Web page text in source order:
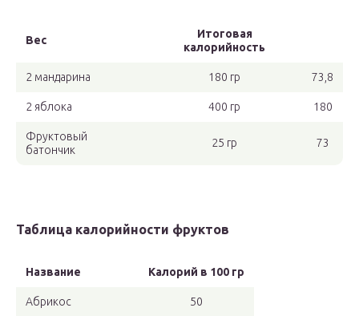
Вес
Итоговая
калорийность
2 мандарина 180 гр 73,8
2 яблока 400 гр 180
Фруктовый
батончик
25 гр 73
Таблица калорийности фруктов
Название Калорий в 100 гр
Абрикос 50